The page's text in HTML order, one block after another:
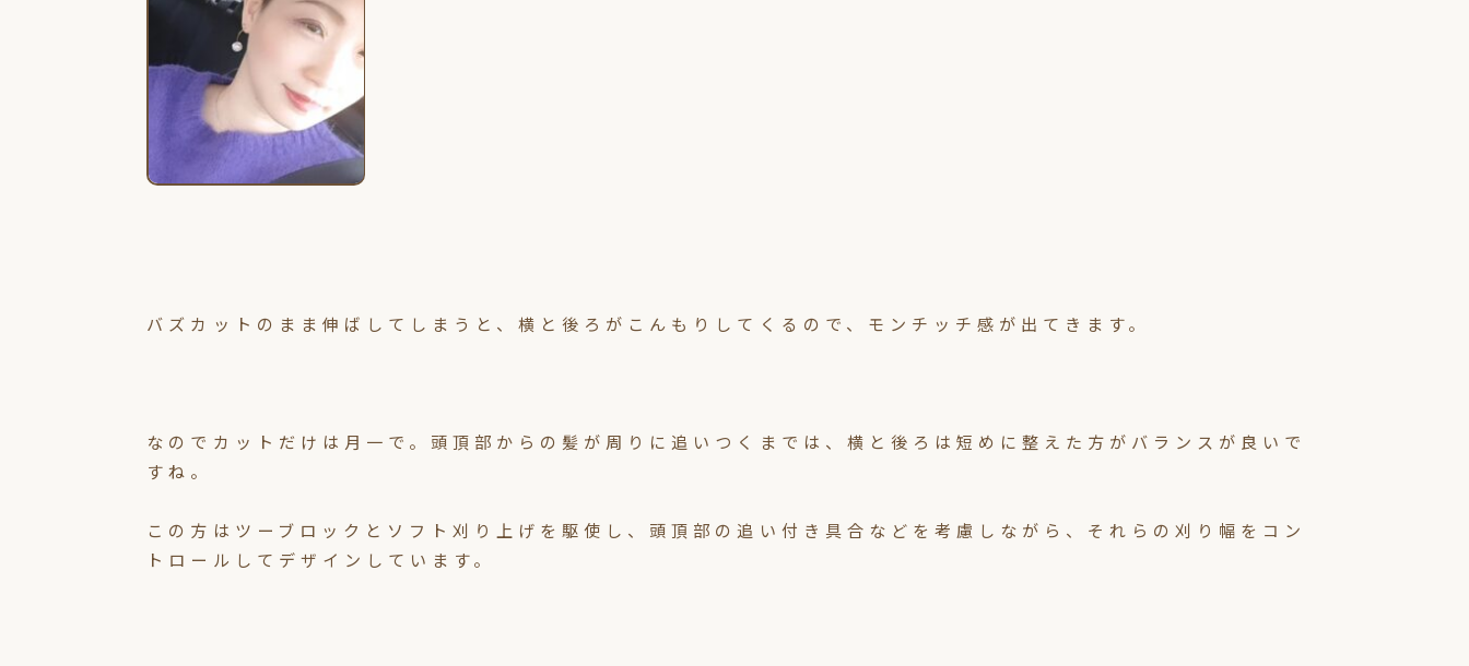
バズカットのまま伸ばしてしまうと、横と後ろがこんもりしてくるので、モンチッチ感が出てきます。
なのでカットだけは月一で。頭頂部からの髪が周りに追いつくまでは、横と後ろは短めに整えた方がバランスが良いで
すね。
この方はツーブロックとソフト刈り上げを駆使し、頭頂部の追い付き具合などを考慮しながら、それらの刈り幅をコン
トロールしてデザインしています。